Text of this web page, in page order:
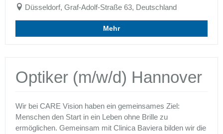
Düsseldorf, Graf-Adolf-Straße 63, Deutschland
Mehr
Optiker (m/w/d) Hannover
Wir bei CARE Vision haben ein gemeinsames Ziel:
Menschen den Start in ein Leben ohne Brille zu
ermöglichen. Gemeinsam mit Clinica Baviera bilden wir die